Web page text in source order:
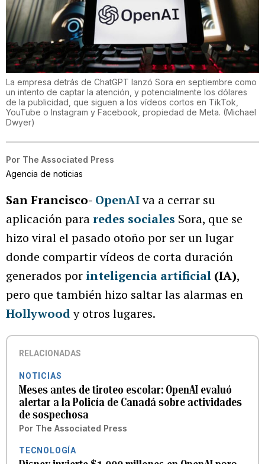
La empresa detrás de ChatGPT lanzó Sora en septiembre como
un intento de captar la atención, y potencialmente los dólares
de la publicidad, que siguen a los vídeos cortos en TikTok,
YouTube o Instagram y Facebook, propiedad de Meta. (Michael
Dwyer)
Por The Associated Press
Agencia de noticias
San Francisco- OpenAIva a cerrar su
aplicación pararedes sociales Sora, que se
hizo viral el pasado otoño por ser un lugar
donde compartir vídeos de corta duración
generados por inteligencia artificial (IA),
pero que también hizo saltar las alarmas en
Hollywoody otros lugares.
RELACIONADAS
NOTICIAS
Meses antes de tiroteo escolar: OpenAI evaluó
alertar a la Policía de Canadá sobre actividades
de sospechosa
Por The Associated Press
TECNOLOGÍA